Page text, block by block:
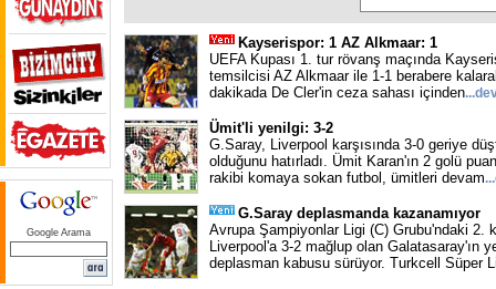
Google Arama
Kayserispor: 1 AZ Alkmaar: 1
UEFA Kupası 1. tur rövanş maçında
temsilcisi AZ Alkmaar ile 1-1 berabere
dakikada De Cler'in ceza sahası içinden...
Ümit'li yenilgi: 3-2
G.Saray, Liverpool karşısında 3-0 geriye
olduğunu hatırladı. Ümit Karan'ın 2 golü
rakibi komaya sokan futbol, ümitleri devam...
G.Saray deplasmanda kazanamıyor
Avrupa Şampiyonlar Ligi (C) Grubu'ndaki 2.
Liverpool'a 3-2 mağlup olan Galatasaray'ın
deplasman kabusu sürüyor. Turkcell Süper